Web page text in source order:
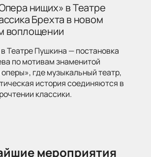
нищих» в Театре
Брехта в новом
воплощении
Театре Пушкина — постановка
по мотивам знаменитой
где музыкальный театр,
история соединяются в
классики.
мероприятия